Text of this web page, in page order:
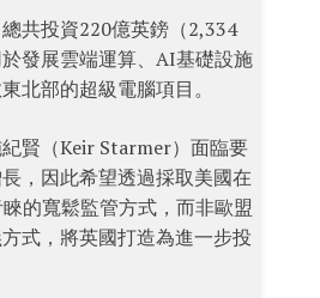
共投資220億英鎊（2,334
發展雲端運算、AI基礎設施
北部的超級電腦項目。
賢（Keir Starmer）面臨要
，因此希望透過採取美國在
的寬鬆監管方式，而非歐盟
式，將英國打造為進一步投